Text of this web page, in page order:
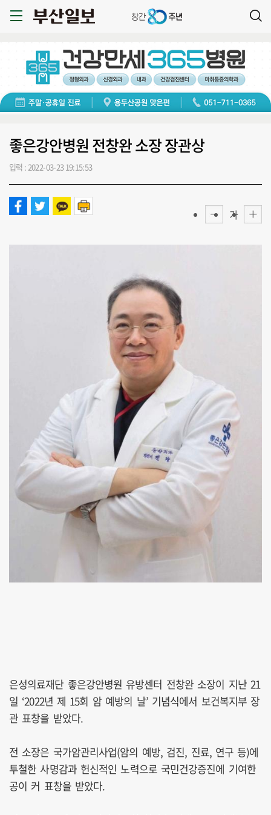
좋은강안병원 전창완 소장 장관상
입력 : 2022-03-23 19:15:53
가
은성의료재단 좋은강안병원 유방센터 전창완 소장이 지난 21
일 ‘2022년 제 15회 암 예방의 날’ 기념식에서 보건복지부 장
관 표창을 받았다.
전 소장은 국가암관리사업(암의 예방, 검진, 진료, 연구 등)에
투철한 사명감과 헌신적인 노력으로 국민건강증진에 기여한
공이 커 표창을 받았다.